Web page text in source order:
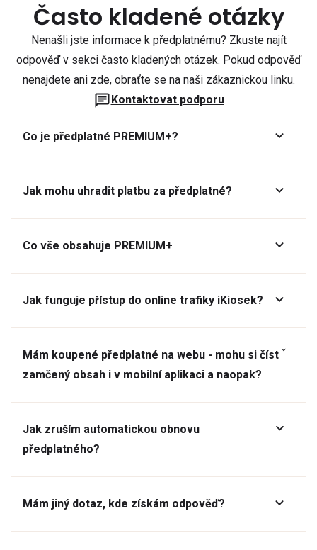
Často kladené otázky
Nenašli jste informace k předplatnému? Zkuste najít
odpověď v sekci často kladených otázek. Pokud odpověď
nenajdete ani zde, obraťte se na naši zákaznickou linku.
Kontaktovat podporu
Co je předplatné PREMIUM+?
Jak mohu uhradit platbu za předplatné?
Co vše obsahuje PREMIUM+
Jak funguje přístup do online trafiky iKiosek?
Mám koupené předplatné na webu - mohu si číst
zamčený obsah i v mobilní aplikaci a naopak?
Jak zruším automatickou obnovu
předplatného?
Mám jiný dotaz, kde získám odpověď?